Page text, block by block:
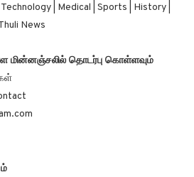
| Medical | Sports | History |
News
மின்னஞ்சலில் தொடர்பு கொள்ளவும்